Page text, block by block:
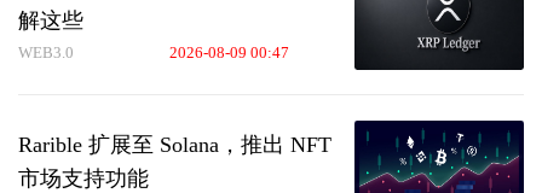
解这些
WEB3.0 2026-08-09 00:47
Rarible 扩展至 Solana，推出 NFT
市场支持功能